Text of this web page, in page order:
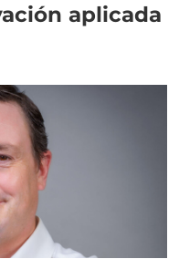
aplicada